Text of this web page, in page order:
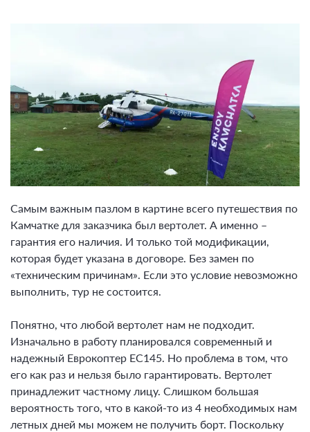
Самым важным пазлом в картине всего путешествия по
Камчатке для заказчика был вертолет. А именно –
гарантия его наличия. И только той модификации,
которая будет указана в договоре. Без замен по
«техническим причинам». Если это условие невозможно
выполнить, тур не состоится.
Понятно, что любой вертолет нам не подходит.
Изначально в работу планировался современный и
надежный Еврокоптер EC145. Но проблема в том, что
его как раз и нельзя было гарантировать. Вертолет
принадлежит частному лицу. Слишком большая
вероятность того, что в какой-то из 4 необходимых нам
летных дней мы можем не получить борт. Поскольку